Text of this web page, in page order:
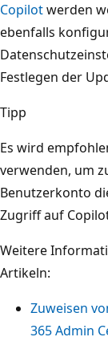
Copilotwerden
ebenfalls
Festlegen der
Tipp
Es wird
verwenden, um
Benutzerkonto
Zugriff auf
Weitere
Artikeln:
Zuweisen
365 Admin